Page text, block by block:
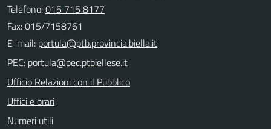
Telefono:015 715 8177
Fax: 015/7158761
E-mail:
PEC:
Ufficio Relazioni con il Pubblico
Uffici e orari
Numeri utili